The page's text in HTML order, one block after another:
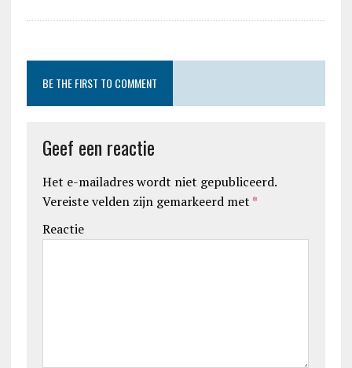
BE THE FIRST TO COMMENT
Geef een reactie
Het e-mailadres wordt niet gepubliceerd.
Vereiste velden zijn gemarkeerd met *
Reactie